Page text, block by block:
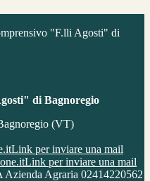
"F.lli Agosti" di
di Bagnoregio
(VT)
Link per inviare una mail
Link per inviare una mail
Azienda Agraria 02414220562